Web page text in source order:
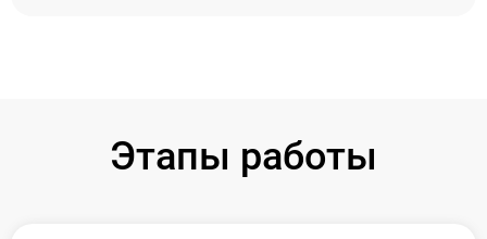
Этапы работы